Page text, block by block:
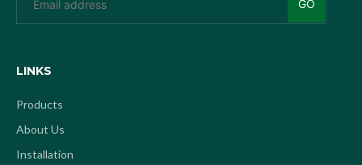
GO
LINKS
Products
About Us
Installation